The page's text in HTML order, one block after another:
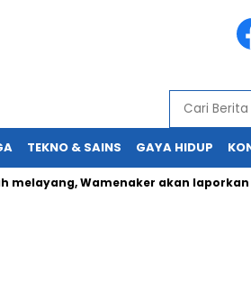
TEKNO & SAINS GAYA HIDUP
Wamenaker akan laporkan